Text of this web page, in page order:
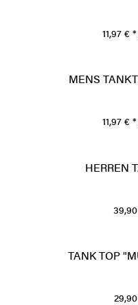
11,97 € *
MENS
11,97 € *
HERREN
TANK TOP